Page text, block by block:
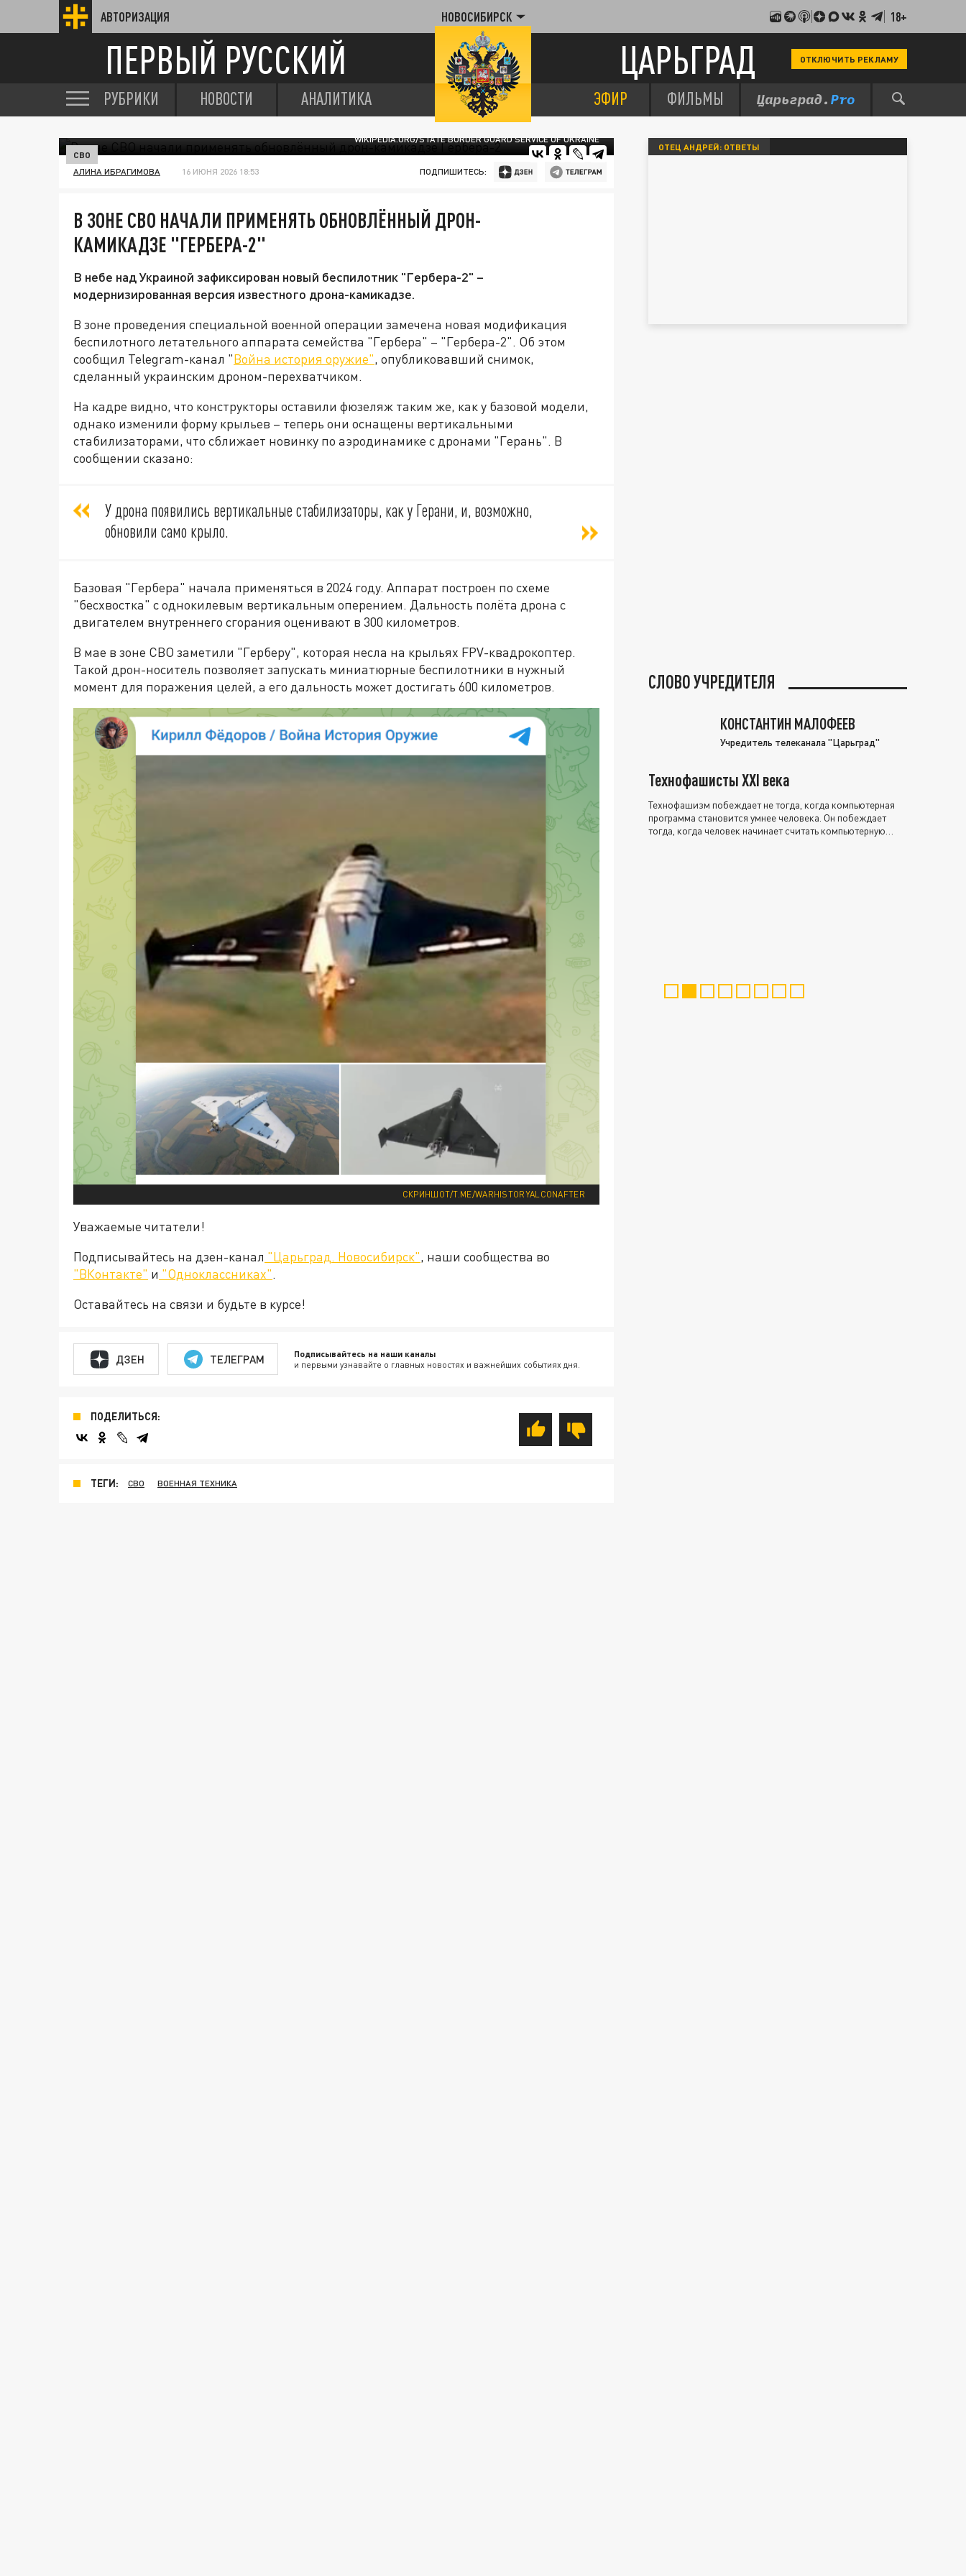
АВТОРИЗАЦИЯ НОВОСИБИРСК 18+
ПЕРВЫЙ РУССКИЙ ЦАРЬГРАД ОТКЛЮЧИТЬ РЕКЛАМУ
РУБРИКИ НОВОСТИ АНАЛИТИКА ЭФИР ФИЛЬМЫ
WIKIPEDIA.ORG/STATE BORDER GUARD SERVICE OF UKRAINE
СВО
АЛИНА ИБРАГИМОВА 16 ИЮНЯ 2026 18:53 ПОДПИШИТЕСЬ:
В ЗОНЕ СВО НАЧАЛИ ПРИМЕНЯТЬ ОБНОВЛЁННЫЙ ДРОН-
КАМИКАДЗЕ "ГЕРБЕРА-2"
В небе над Украиной зафиксирован новый беспилотник "Гербера-2" –
модернизированная версия известного дрона-камикадзе.
В зоне проведения специальной военной операции замечена новая модификация
беспилотного летательного аппарата семейства "Гербера" – "Гербера-2". Об этом
сообщил Telegram-канал "Война история оружие", опубликовавший снимок,
сделанный украинским дроном-перехватчиком.
На кадре видно, что конструкторы оставили фюзеляж таким же, как у базовой модели,
однако изменили форму крыльев – теперь они оснащены вертикальными
стабилизаторами, что сближает новинку по аэродинамике с дронами "Герань". В
сообщении сказано:
У дрона появились вертикальные стабилизаторы, как у Герани, и, возможно,
обновили само крыло.
Базовая "Гербера" начала применяться в 2024 году. Аппарат построен по схеме
"бесхвостка" с однокилевым вертикальным оперением. Дальность полёта дрона с
двигателем внутреннего сгорания оценивают в 300 километров.
В мае в зоне СВО заметили "Герберу", которая несла на крыльях FPV-квадрокоптер.
Такой дрон-носитель позволяет запускать миниатюрные беспилотники в нужный
момент для поражения целей, а его дальность может достигать 600 километров.
СКРИНШОТ/T.ME/WARHISTORYALCONAFTER
Уважаемые читатели!
Подписывайтесь на дзен-канал "Царьград. Новосибирск", наши сообщества во
"ВКонтакте" и "Одноклассниках".
Оставайтесь на связи и будьте в курсе!
ДЗЕН ТЕЛЕГРАМ Подписывайтесь на наши каналы
и первыми узнавайте о главных новостях и важнейших событиях дня.
ПОДЕЛИТЬСЯ:
ТЕГИ: СВО ВОЕННАЯ ТЕХНИКА
ОТЕЦ АНДРЕЙ: ОТВЕТЫ
СЛОВО УЧРЕДИТЕЛЯ
КОНСТАНТИН МАЛОФЕЕВ
Учредитель телеканала "Царьград"
Технофашисты XXI века
Технофашизм побеждает не тогда, когда компьютерная
программа становится умнее человека. Он побеждает
тогда, когда человек начинает считать компьютерную